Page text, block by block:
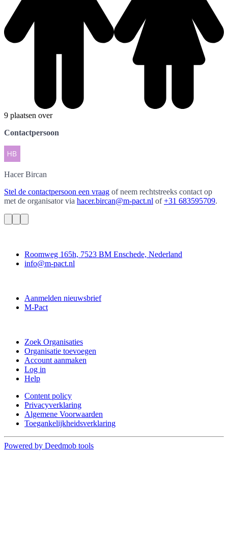
9 plaatsen over
Contactpersoon
Hacer Bircan
Stel de contactpersoon een vraag of neem rechtstreeks contact op
met de organisator via hacer.bircan@m-pact.nl of +31 683595709.
Roomweg 165h, 7523 BM Enschede, Nederland
info@m-pact.nl
Aanmelden nieuwsbrief
M-Pact
Zoek Organisaties
Organisatie toevoegen
Account aanmaken
Log in
Help
Content policy
Privacyverklaring
Algemene Voorwaarden
Toegankelijkheidsverklaring
Powered by Deedmob tools